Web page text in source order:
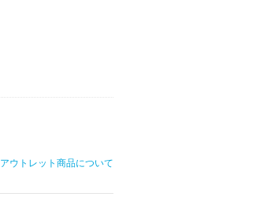
アウトレット商品について